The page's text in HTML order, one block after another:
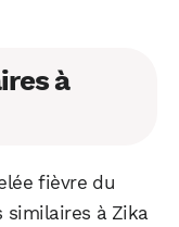
à
fièvre du
similaires à Zika